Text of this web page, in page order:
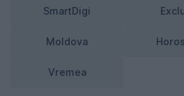
SmartDigi
Moldova
Vremea